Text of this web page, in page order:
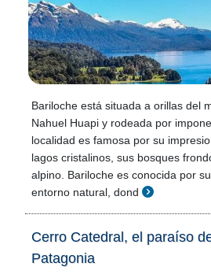
Bariloche está situada a orillas del
Nahuel Huapi y rodeada por
localidad es famosa por su
lagos cristalinos, sus bosques
alpino. Bariloche es conocida por
entorno natural, dond
Cerro Catedral, el paraíso
Patagonia